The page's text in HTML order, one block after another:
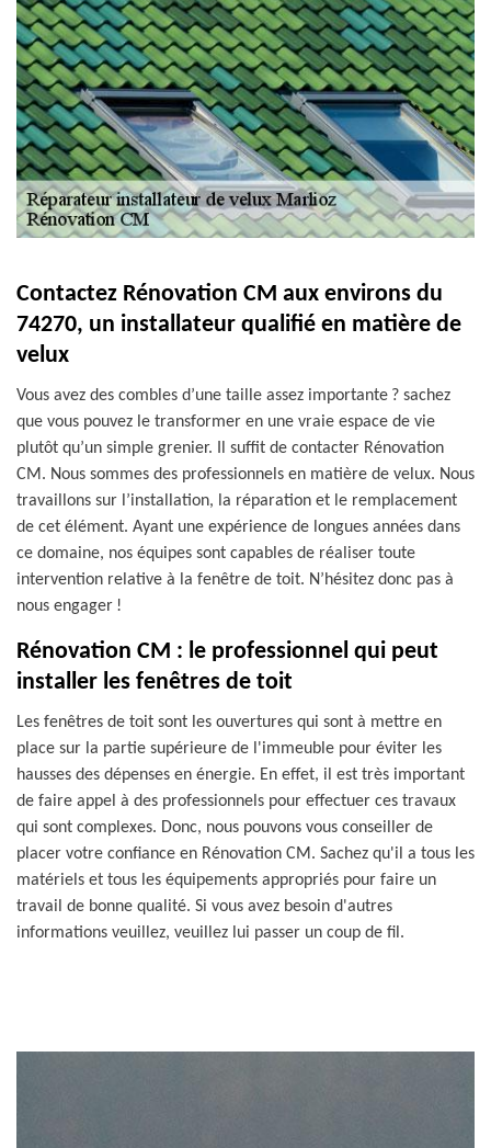
Contactez Rénovation CM aux environs du
74270, un installateur qualifié en matière de
velux
Vous avez des combles d’une taille assez importante ? sachez
que vous pouvez le transformer en une vraie espace de vie
plutôt qu’un simple grenier. Il suffit de contacter Rénovation
CM. Nous sommes des professionnels en matière de velux. Nous
travaillons sur l’installation, la réparation et le remplacement
de cet élément. Ayant une expérience de longues années dans
ce domaine, nos équipes sont capables de réaliser toute
intervention relative à la fenêtre de toit. N’hésitez donc pas à
nous engager !
Rénovation CM : le professionnel qui peut
installer les fenêtres de toit
Les fenêtres de toit sont les ouvertures qui sont à mettre en
place sur la partie supérieure de l'immeuble pour éviter les
hausses des dépenses en énergie. En effet, il est très important
de faire appel à des professionnels pour effectuer ces travaux
qui sont complexes. Donc, nous pouvons vous conseiller de
placer votre confiance en Rénovation CM. Sachez qu'il a tous les
matériels et tous les équipements appropriés pour faire un
travail de bonne qualité. Si vous avez besoin d'autres
informations veuillez, veuillez lui passer un coup de fil.